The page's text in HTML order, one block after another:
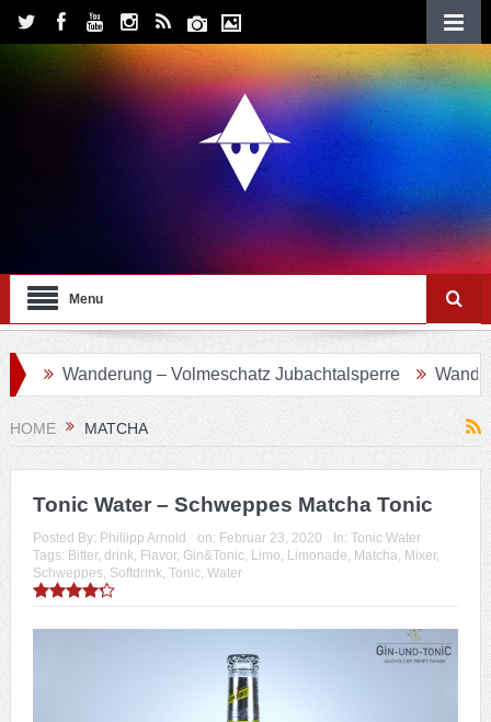
Menu
Wanderung – Volmeschatz Jubachtalsperre
HOME MATCHA
Tonic Water – Schweppes Matcha Tonic
Posted By: Phillipp Arnold on: Februar 23, 2020 In: Tonic Water
Tags: Bitter, drink, Flavor, Gin&Tonic, Limo Limonade Matcha Mixer,
Schweppes, Softdrink, Tonic, Water